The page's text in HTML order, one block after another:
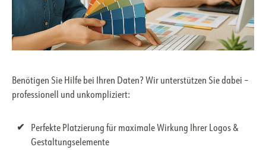
Benötigen Sie Hilfe bei Ihren Daten? Wir unterstützen Sie dabei –
professionell und unkompliziert:
Perfekte Platzierung für maximale Wirkung Ihrer Logos &
Gestaltungselemente